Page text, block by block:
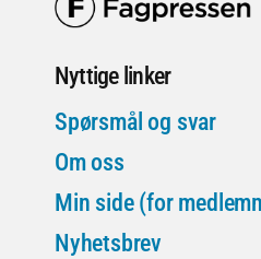
Nyttige linker
Spørsmål og svar
Om oss
Min side (for
Nyhetsbrev